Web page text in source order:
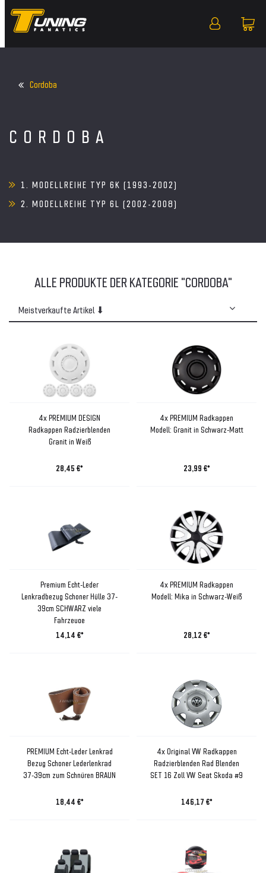
Cordoba
CORDOBA
1. MODELLREIHE TYP 6K (1993-2002)
2. MODELLREIHE TYP 6L (2002-2008)
ALLE PRODUKTE DER KATEGORIE "CORDOBA"
4x PREMIUM DESIGN
Radkappen Radzierblenden
Granit in Weiß
28,45 €*
4x PREMIUM Radkappen
Modell: Granit in Schwarz-Matt
23,99 €*
Premium Echt-Leder
Lenkradbezug Schoner Hülle 37-
39cm SCHWARZ viele
Fahrzeuge
14,14 €*
4x PREMIUM Radkappen
Modell: Mika in Schwarz-Weiß
28,12 €*
PREMIUM Echt-Leder Lenkrad
Bezug Schoner Lederlenkrad
37-39cm zum Schnüren BRAUN
18,44 €*
4x Original VW Radkappen
Radzierblenden Rad Blenden
SET 16 Zoll VW Seat Skoda #9
146,17 €*